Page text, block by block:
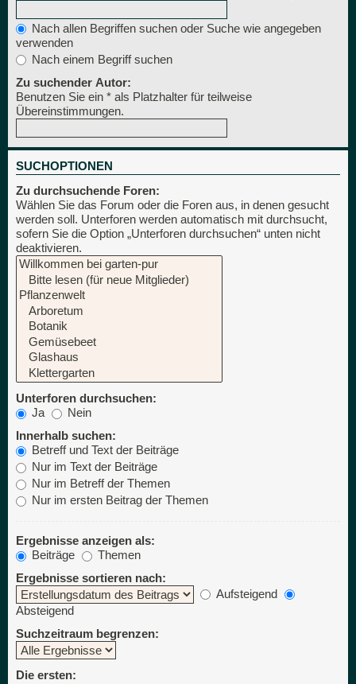
Nach allen Begriffen suchen oder Suche wie angegeben
verwenden
Nach einem Begriff suchen
Zu suchender Autor:
Benutzen Sie ein * als Platzhalter für teilweise
Übereinstimmungen.
SUCHOPTIONEN
Zu durchsuchende Foren:
Wählen Sie das Forum oder die Foren aus, in denen gesucht
werden soll. Unterforen werden automatisch mit durchsucht,
sofern Sie die Option „Unterforen durchsuchen“ unten nicht
deaktivieren.
Unterforen durchsuchen:
Ja
Nein
Innerhalb suchen:
Betreff und Text der Beiträge
Nur im Text der Beiträge
Nur im Betreff der Themen
Nur im ersten Beitrag der Themen
Ergebnisse anzeigen als:
Beiträge
Themen
Ergebnisse sortieren nach:
Aufsteigend
Absteigend
Suchzeitraum begrenzen:
Die ersten: